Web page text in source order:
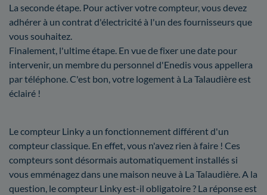
La seconde étape. Pour activer votre compteur, vous devez
adhérer à un contrat d'électricité à l'un des fournisseurs que
vous souhaitez.
Finalement, l'ultime étape. En vue de fixer une date pour
intervenir, un membre du personnel d'Enedis vous appellera
par téléphone. C'est bon, votre logement à La Talaudière est
éclairé !
Le compteur Linky a un fonctionnement différent d'un
compteur classique. En effet, vous n'avez rien à faire ! Ces
compteurs sont désormais automatiquement installés si
vous emménagez dans une maison neuve à La Talaudière. A la
question, le compteur Linky est-il obligatoire ? La réponse est